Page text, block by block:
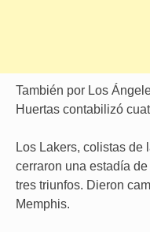
También por Los
Huertas contabilizó
Los Lakers, colistas de
cerraron una estadía
tres triunfos. Dieron
Memphis.